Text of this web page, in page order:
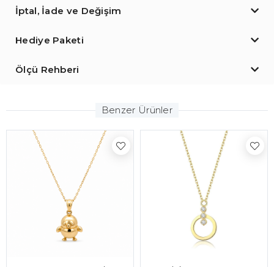
İptal, İade ve Değişim
Hediye Paketi
Ölçü Rehberi
Benzer Ürünler